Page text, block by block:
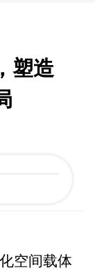
塑造
空间载体